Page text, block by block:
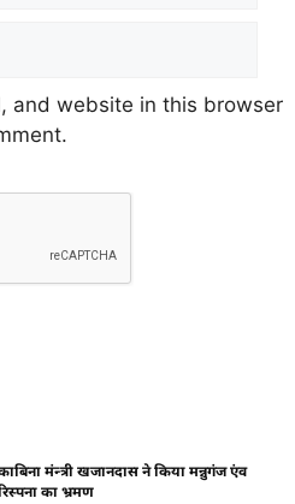
and website in this browser
मंन्त्री खजानदास ने किया मन्नुगंज एंव
का भ्रमण